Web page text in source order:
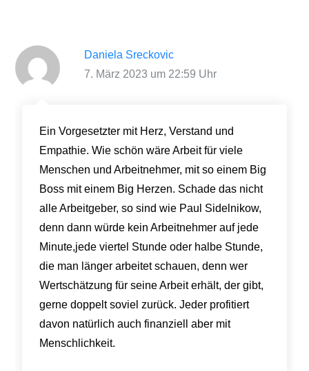
Daniela Sreckovic
7. März 2023 um 22:59 Uhr
Ein Vorgesetzter mit Herz, Verstand und
Empathie. Wie schön wäre Arbeit für viele
Menschen und Arbeitnehmer, mit so einem Big
Boss mit einem Big Herzen. Schade das nicht
alle Arbeitgeber, so sind wie Paul Sidelnikow,
denn dann würde kein Arbeitnehmer auf jede
Minute,jede viertel Stunde oder halbe Stunde,
die man länger arbeitet schauen, denn wer
Wertschätzung für seine Arbeit erhält, der gibt,
gerne doppelt soviel zurück. Jeder profitiert
davon natürlich auch finanziell aber mit
Menschlichkeit.